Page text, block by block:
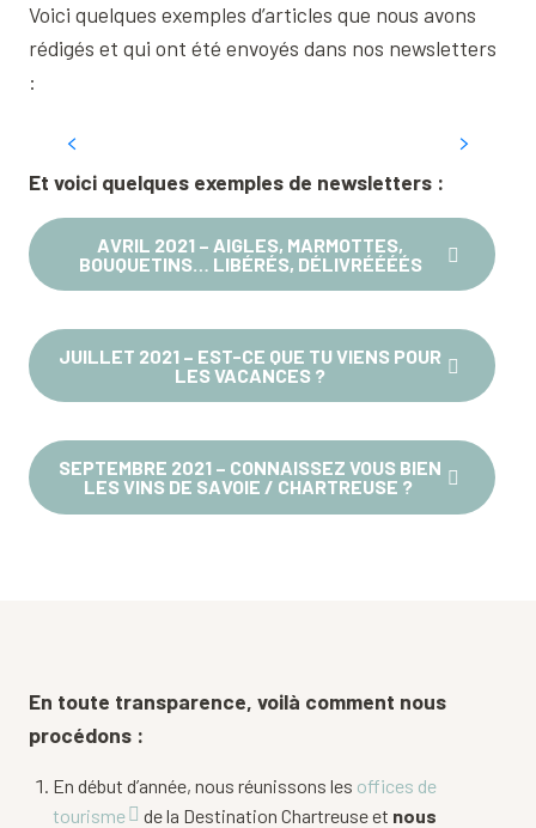
Voici quelques exemples d’articles que nous avons
rédigés et qui ont été envoyés dans nos newsletters
:
amoureux.se
Et voici quelques exemples de newsletters :
AVRIL 2021 – AIGLES, MARMOTTES,
BOUQUETINS… LIBÉRÉS, DÉLIVRÉÉÉÉS
JUILLET 2021 – EST-CE QUE TU VIENS POUR
LES VACANCES ?
SEPTEMBRE 2021 – CONNAISSEZ VOUS BIEN
LES VINS DE SAVOIE / CHARTREUSE ?
En toute transparence, voilà comment nous
procédons :
En début d’année, nous réunissons les offices de
tourisme
de la Destination Chartreuse et nous